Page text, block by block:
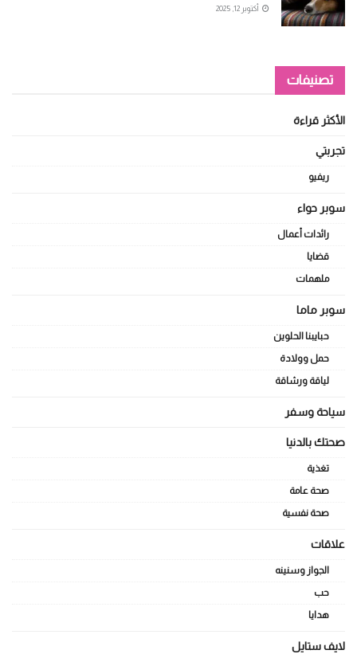
أكتوبر 12, 2025
تصنيفات
الأكثر قراءة
تجربتي
ريفيو
سوبر حواء
رائدات أعمال
قضايا
ملهمات
سوبر ماما
حبايبنا الحلوين
حمل وولادة
لياقة ورشاقة
سياحة وسفر
صحتك بالدنيا
تغذية
صحة عامة
صحة نفسية
علاقات
الجواز وسنينه
حب
هدايا
لايف ستايل